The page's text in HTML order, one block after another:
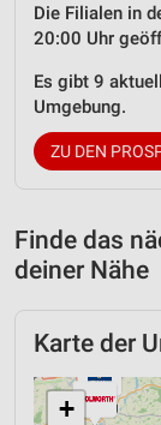
Die Filialen in
20:00 Uhr
Es gibt 9
Umgebung.
ZU DEN
Finde das
deiner Nähe
Karte der
+